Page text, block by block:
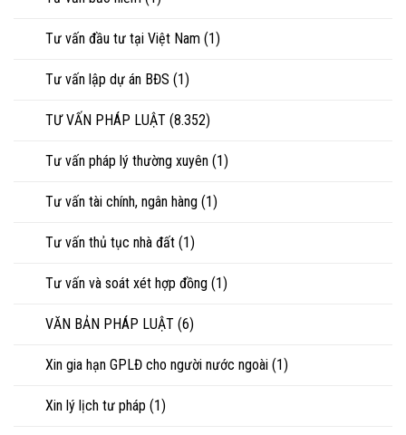
Tư vấn đầu tư tại Việt Nam (1)
Tư vấn lập dự án BĐS (1)
TƯ VẤN PHÁP LUẬT (8.352)
Tư vấn pháp lý thường xuyên (1)
Tư vấn tài chính, ngân hàng (1)
Tư vấn thủ tục nhà đất (1)
Tư vấn và soát xét hợp đồng (1)
VĂN BẢN PHÁP LUẬT (6)
Xin gia hạn GPLĐ cho người nước ngoài (1)
Xin lý lịch tư pháp (1)